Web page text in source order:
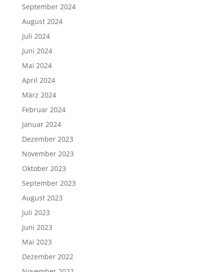
September 2024
August 2024
Juli 2024
Juni 2024
Mai 2024
April 2024
März 2024
Februar 2024
Januar 2024
Dezember 2023
November 2023
Oktober 2023
September 2023
August 2023
Juli 2023
Juni 2023
Mai 2023
Dezember 2022